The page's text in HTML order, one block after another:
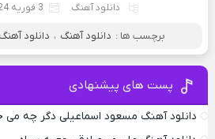
دانلود آهنگ 3 فوریه 2024
برچسب ها : دانلود آهنگ ، دانلود
پست های پیشنهادی
دانلود آهنگ مسعود اسماعیلی دگر چه می